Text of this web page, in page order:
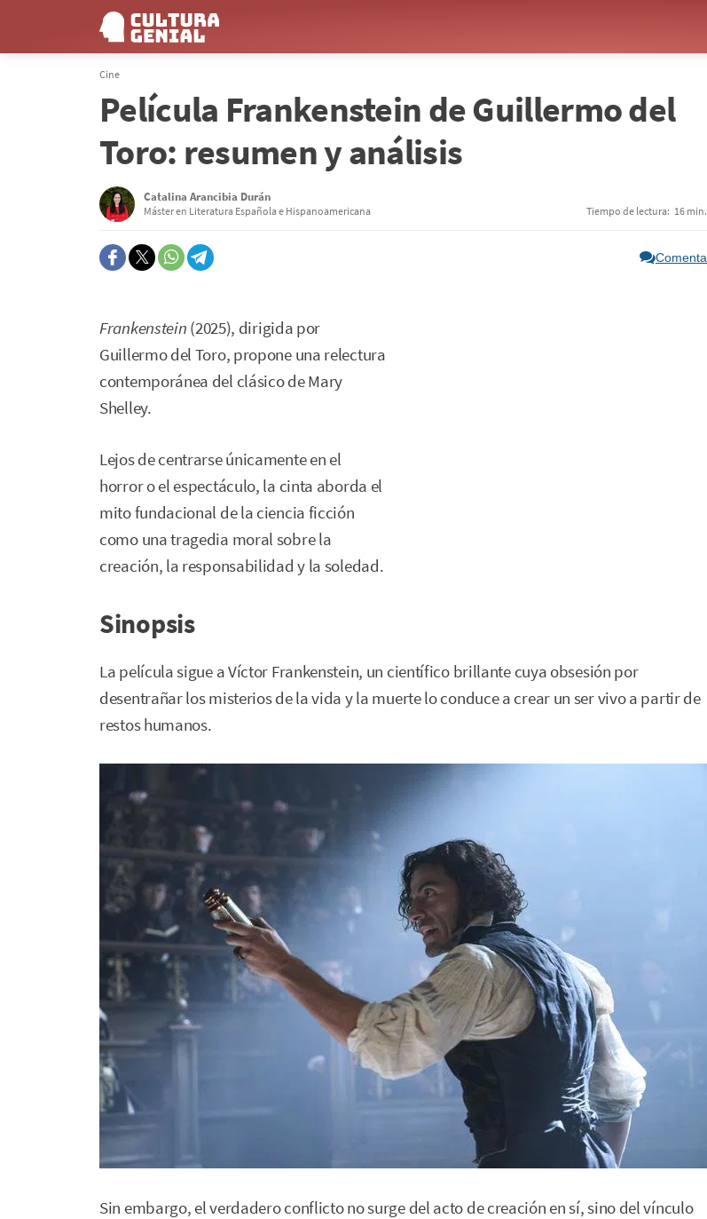
Cine
Película Frankenstein de Guillermo del
Toro: resumen y análisis
Catalina Arancibia Durán
Máster en Literatura Española e Hispanoamericana Tiempo de lectura: 16 min.
Comenta
Frankenstein (2025), dirigida por
Guillermo del Toro, propone una relectura
contemporánea del clásico de Mary
Shelley.
Lejos de centrarse únicamente en el
horror o el espectáculo, la cinta aborda el
mito fundacional de la ciencia ficción
como una tragedia moral sobre la
creación, la responsabilidad y la soledad.
Sinopsis
La película sigue a Víctor Frankenstein, un científico brillante cuya obsesión por
desentrañar los misterios de la vida y la muerte lo conduce a crear un ser vivo a partir de
restos humanos.
Sin embargo, el verdadero conflicto no surge del acto de creación en sí, sino del vínculo